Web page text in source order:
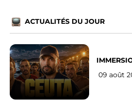
ACTUALITÉS DU JOUR
09 août